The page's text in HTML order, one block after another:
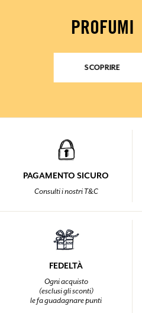
PROFUMI
SCOPRIRE
PAGAMENTO SICURO
Consulti i nostri T&C
FEDELTÀ
Ogni acquisto
(esclusi gli sconti)
le fa guadagnare punti